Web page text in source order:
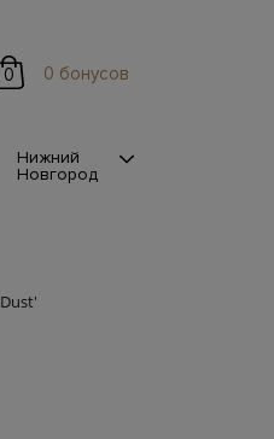
0 0 бонусов
Нижний
Новгород